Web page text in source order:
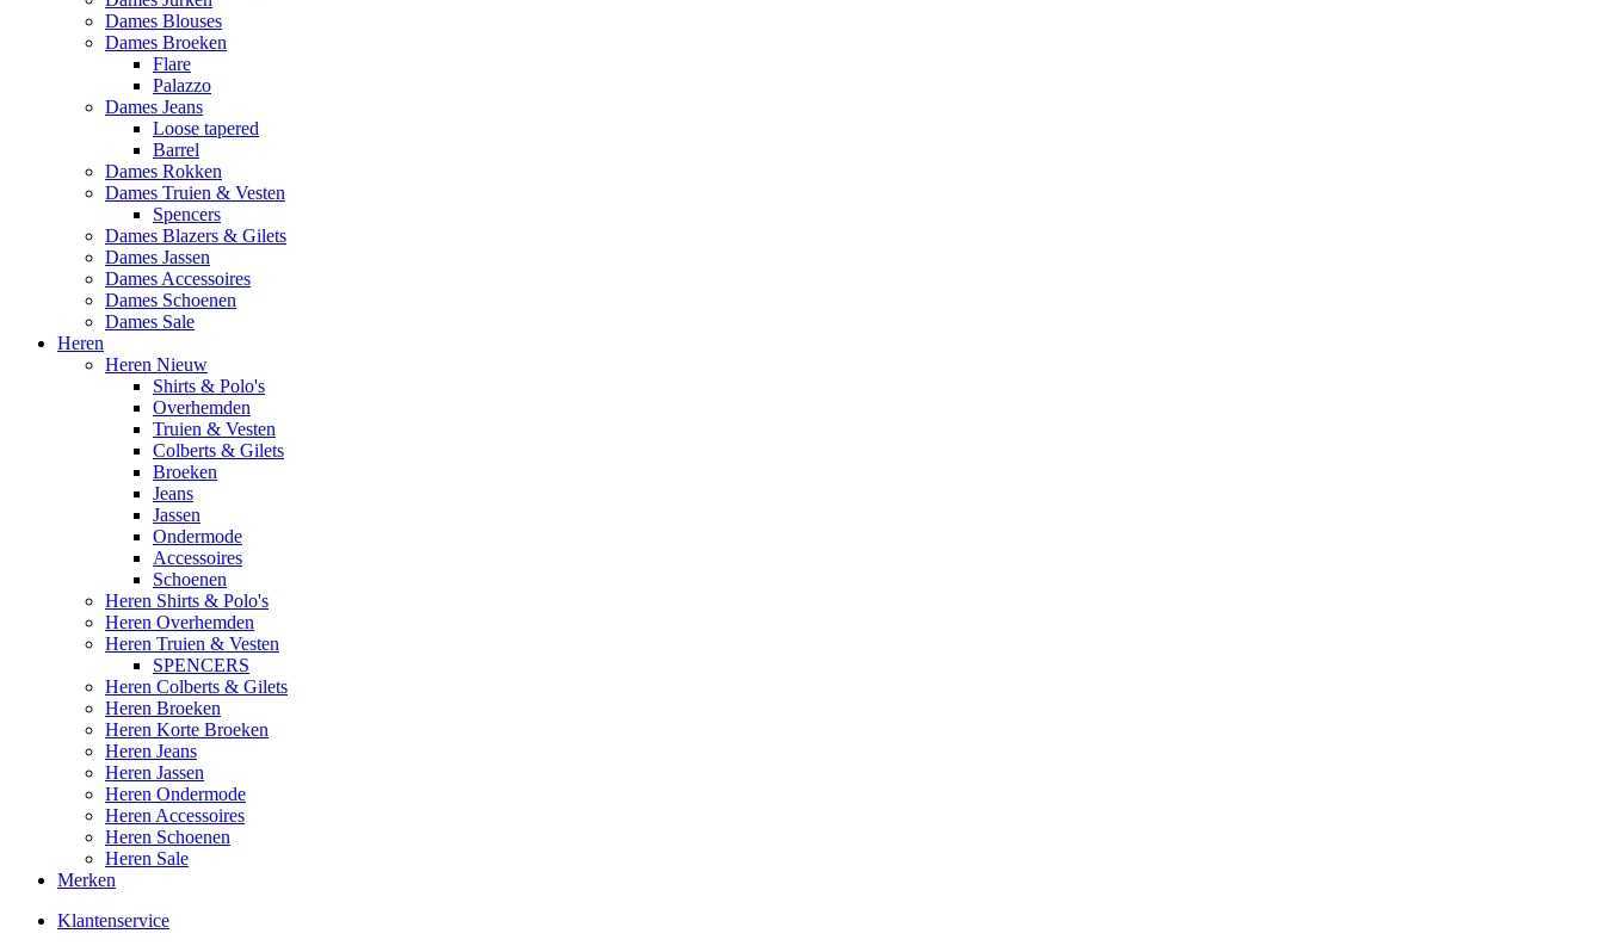
Dames Blouses
Dames Broeken
Flare
Palazzo
Dames Jeans
Loose tapered
Barrel
Dames Rokken
Dames Truien & Vesten
Spencers
Dames Blazers & Gilets
Dames Jassen
Dames Accessoires
Dames Schoenen
Dames Sale
Heren
Heren Nieuw
Shirts & Polo's
Overhemden
Truien & Vesten
Colberts & Gilets
Broeken
Jeans
Jassen
Ondermode
Accessoires
Schoenen
Heren Shirts & Polo's
Heren Overhemden
Heren Truien & Vesten
SPENCERS
Heren Colberts & Gilets
Heren Broeken
Heren Korte Broeken
Heren Jeans
Heren Jassen
Heren Ondermode
Heren Accessoires
Heren Schoenen
Heren Sale
Merken
Klantenservice